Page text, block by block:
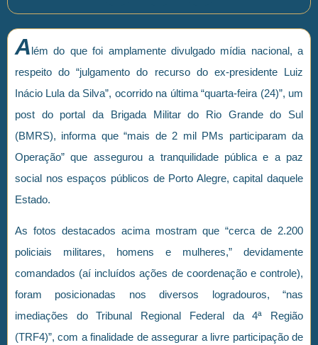
Além do que foi amplamente divulgado mídia nacional, a
respeito do “julgamento do recurso do ex-presidente Luiz
Inácio Lula da Silva”, ocorrido na última “quarta-feira (24)”, um
post do portal da Brigada Militar do Rio Grande do Sul
(BMRS), informa que “mais de 2 mil PMs participaram da
Operação” que assegurou a tranquilidade pública e a paz
social nos espaços públicos de Porto Alegre, capital daquele
Estado.
As fotos destacados acima mostram que “cerca de 2.200
policiais militares, homens e mulheres,” devidamente
comandados (aí incluídos ações de coordenação e controle),
foram posicionadas nos diversos logradouros, “nas
imediações do Tribunal Regional Federal da 4ª Região
(TRF4)”, com a finalidade de assegurar a livre participação de